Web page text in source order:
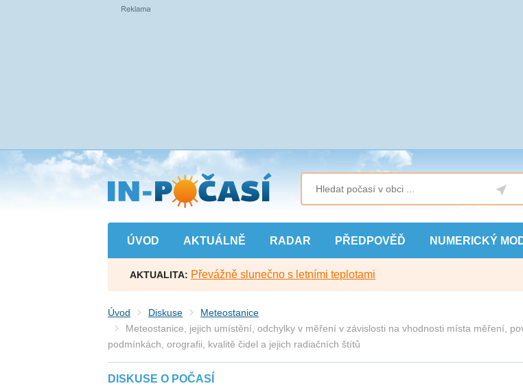
Přejít
na
hlavní
obsah
ÚVOD AKTUÁLNĚ RADAR PŘEDPOVĚĎ NUMERICKÝ
AKTUALITA: Převážně slunečno s letními teplotami
Úvod Diskuse
Meteostanice
Meteostanice, jejich umístění, odchylky v měření v závislosti na vhodnosti místa měření,
podmínkách, orografii, kvalitě čidel a jejich radiačních štítů
DISKUSE O POČASÍ